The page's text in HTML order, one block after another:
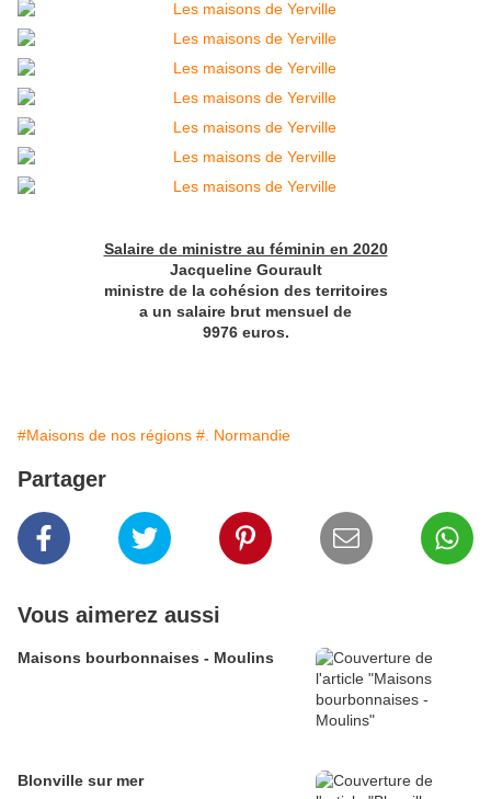
Salaire de ministre au féminin en 2020
Jacqueline Gourault
ministre de la cohésion des territoires
a un salaire brut mensuel de
9976 euros.
#Maisons de nos régions #. Normandie
Partager
Vous aimerez aussi
Maisons bourbonnaises - Moulins
Blonville sur mer